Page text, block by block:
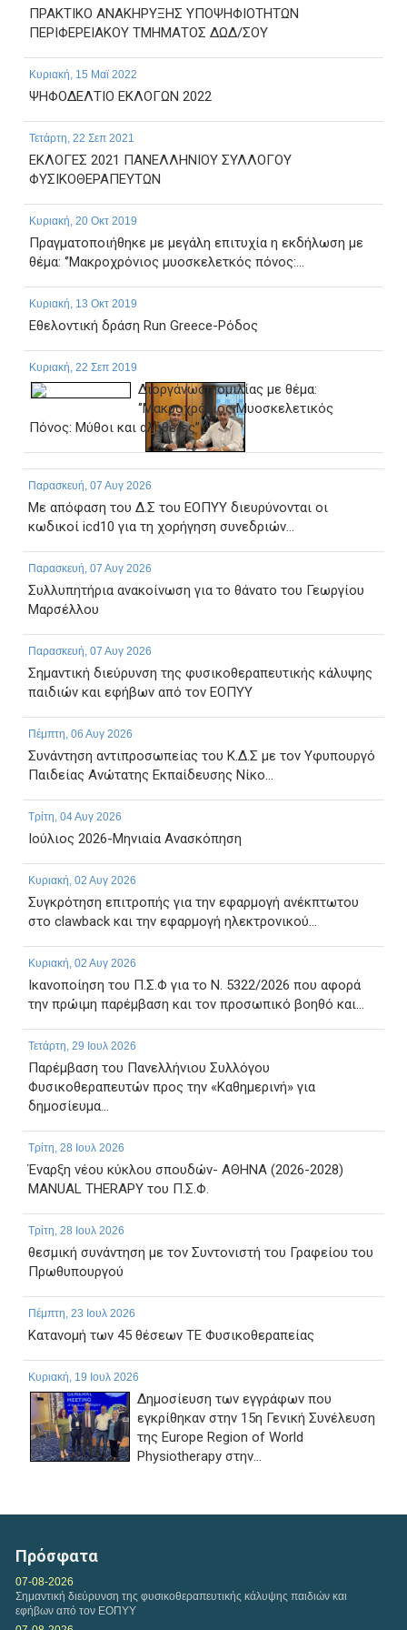
ΠΡΑΚΤΙΚΟ ΑΝΑΚΗΡΥΞΗΣ ΥΠΟΨΗΦΙΟΤΗΤΩΝ
ΠΕΡΙΦΕΡΕΙΑΚΟΥ ΤΜΗΜΑΤΟΣ ΔΩΔ/ΣΟΥ
Κυριακή, 15 Μαϊ 2022
ΨΗΦΟΔΕΛΤΙΟ ΕΚΛΟΓΩΝ 2022
Τετάρτη, 22 Σεπ 2021
EKΛΟΓΕΣ 2021 ΠΑΝΕΛΛΗΝΙΟΥ ΣΥΛΛΟΓΟΥ
ΦΥΣΙΚΟΘΕΡΑΠΕΥΤΩΝ
Κυριακή, 20 Οκτ 2019
Πραγματοποιήθηκε με μεγάλη επιτυχία η εκδήλωση με
θέμα: ‘’Μακροχρόνιος μυοσκελετκός πόνος:...
Κυριακή, 13 Οκτ 2019
Εθελοντική δράση Run Greece-Ρόδος
Κυριακή, 22 Σεπ 2019
Διοργάνωση ομιλίας με θέμα:
‘’Μακροχρόνιος Μυοσκελετικός
Πόνος: Μύθοι και αλήθειες’’
Παρασκευή, 07 Αυγ 2026
Με απόφαση του Δ.Σ του ΕΟΠΥΥ διευρύνονται οι
κωδικοί icd10 για τη χορήγηση συνεδριών...
Παρασκευή, 07 Αυγ 2026
Συλλυπητήρια ανακοίνωση για το θάνατο του Γεωργίου
Μαρσέλλου
Παρασκευή, 07 Αυγ 2026
Σημαντική διεύρυνση της φυσικοθεραπευτικής κάλυψης
παιδιών και εφήβων από τον ΕΟΠΥΥ
Πέμπτη, 06 Αυγ 2026
Συνάντηση αντιπροσωπείας του Κ.Δ.Σ με τον Υφυπουργό
Παιδείας Ανώτατης Εκπαίδευσης Νίκο...
Τρίτη, 04 Αυγ 2026
Ιούλιος 2026-Μηνιαία Ανασκόπηση
Κυριακή, 02 Αυγ 2026
Συγκρότηση επιτροπής για την εφαρμογή ανέκπτωτου
στο clawback και την εφαρμογή ηλεκτρονικού...
Κυριακή, 02 Αυγ 2026
Ικανοποίηση του Π.Σ.Φ για το Ν. 5322/2026 που αφορά
την πρώιμη παρέμβαση και τον προσωπικό βοηθό και...
Τετάρτη, 29 Ιουλ 2026
Παρέμβαση του Πανελλήνιου Συλλόγου
Φυσικοθεραπευτών προς την «Καθημερινή» για
δημοσίευμα...
Τρίτη, 28 Ιουλ 2026
Έναρξη νέου κύκλου σπουδών- ΑΘΗΝΑ (2026-2028)
MANUAL THERAPY του Π.Σ.Φ.
Τρίτη, 28 Ιουλ 2026
θεσμική συνάντηση με τον Συντονιστή του Γραφείου του
Πρωθυπουργού
Πέμπτη, 23 Ιουλ 2026
Κατανομή των 45 θέσεων ΤΕ Φυσικοθεραπείας
Κυριακή, 19 Ιουλ 2026
Δημοσίευση των εγγράφων που
εγκρίθηκαν στην 15η Γενική Συνέλευση
της Europe Region of World
Physiotherapy στην...
ΠΑΡΑΤΑΣΗ ΗΜΕΡΟΜΗΝΙΑΣ ΥΠΟΒΟΛΗΣ
ΕΚΔΗΛΩΣΗΣ ΕΝΔΙΑΦΕΡΟΝΤΟΣ...
Πρόσφατα
07-08-2026
Σημαντική διεύρυνση της φυσικοθεραπευτικής κάλυψης παιδιών και
εφήβων από τον ΕΟΠΥΥ